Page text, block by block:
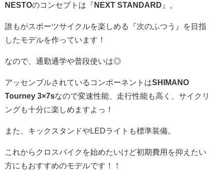
NESTOのコンセプトは『NEXT STANDARD 』。
誰もがスポーツサイクルを楽しめる『次のふつう』を目指
したモデルを作っています！
なので、通勤通学や普段使いは◎
アッセンブルされているコンポーネントはSHIMANO
Tourney 3×7sなので変速性能、走行性能も高く、サイクリ
ングも十分に楽しめますよっ！
また、キックスタンドやLEDライトも標準装備。
これからクロスバイクを始めたいけど初期費用を抑えたい
方にもおすすめのモデルです！！